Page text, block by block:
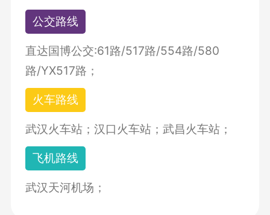
公交路线
直达国博公交:61路/517路/554路/580
路/YX517路；
火车路线
武汉火车站；汉口火车站；武昌火车站；
飞机路线
武汉天河机场；